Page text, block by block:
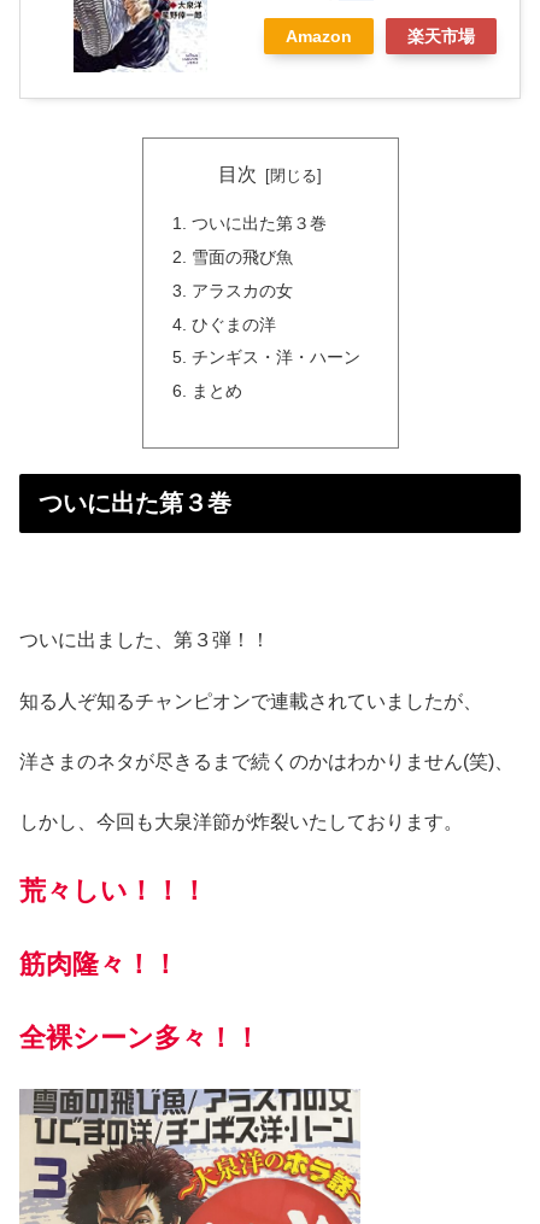
Amazon 楽天市場
目次
ついに出た第３巻
雪面の飛び魚
アラスカの女
ひぐまの洋
チンギス・洋・ハーン
まとめ
ついに出た第３巻
ついに出ました、第３弾！！
知る人ぞ知るチャンピオンで連載されていましたが、
洋さまのネタが尽きるまで続くのかはわかりません(笑)、
しかし、今回も大泉洋節が炸裂いたしております。
荒々しい！！！
筋肉隆々！！
全裸シーン多々！！